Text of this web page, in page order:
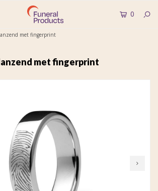
0
met fingerprint
met fingerprint